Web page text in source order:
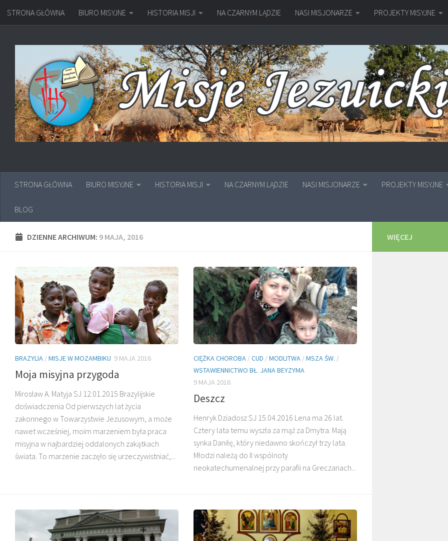
Przejdź do treści
STRONA GŁÓWNA BIURO MISYJNE HISTORIA MISJI NA CZARNYM LĄDZIE NASI MISJONARZE PROJEKTY MISYJNE
STRONA GŁÓWNA BIURO MISYJNE HISTORIA MISJI NA CZARNYM LĄDZIE NASI MISJONARZE PROJEKTY MISYJNE
BLOG
DZIENNE ARCHIWUM: 9 MAJA, 2016
BRAZYLIA /MISJE W MOZAMBIKU 9 MAJA 2016
Moja misyjna przygoda
Mirosław A. Matyja SJ 12.01.2015 Brazylijskie
doświadczenia Od pierwszych lat życia
zakonnego w Towarzystwie Jezusowym, a może
nawet wcześniej, moim marzeniem była praca
misyjna w najbardziej oddalonych zakątkach
świata. To marzenie zaczęło się urzeczywistniać,...
CIĘŻKA CHOROBA /CUD /MODLITWA /MSZA ŚW. /
WSTAWIENNICTWO BŁ. JANA BEYZYMA
9 MAJA 2016
Deszcz
Henryk Dziadosz SJ 15.04.2016 Lena ma 26 lat.
Cztery lata temu wyszła za mąż za Dmytra. Mają
synka Daniłę, który niedawno skończył trzy lata.
Młodzi należą do II wspólnoty
neokatechumenalnej przy parafii na Greczanach...
WIĘCEJ